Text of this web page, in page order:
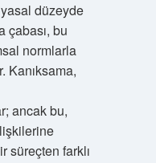
düzeyde
çabası, bu
normlarla
Kanıksama,
ancak bu,
süreçten farklı